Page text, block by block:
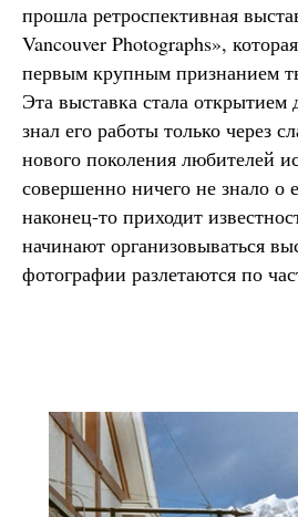
прошла ретроспективная
Vancouver Photographs»,
первым крупным признанием
Эта выставка стала открытием
знал его работы только через
нового поколения любителей
совершенно ничего не знало о
наконец-то приходит
начинают организовываться
фотографии разлетаются по